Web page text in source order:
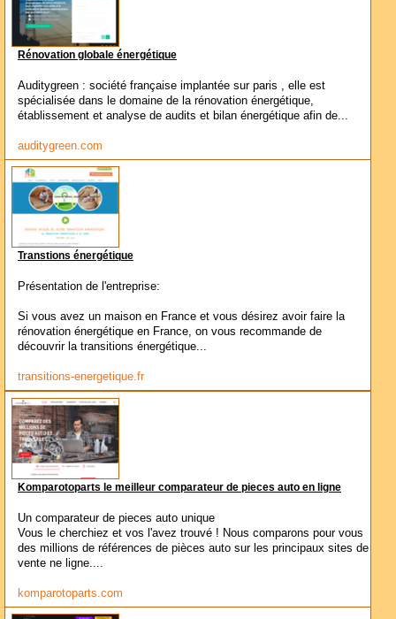
Rénovation globale énergétique
Auditygreen : société française implantée sur paris , elle est
spécialisée dans le domaine de la rénovation énergétique,
établissement et analyse de audits et bilan énergétique afin de...
auditygreen.com
Transtions énergétique
Présentation de l'entreprise:
Si vous avez un maison en France et vous désirez avoir faire la
rénovation énergétique en France, on vous recommande de
découvrir la transitions énergétique...
transitions-energetique.fr
Komparotoparts le meilleur comparateur de pieces auto en ligne
Un comparateur de pieces auto unique
Vous le cherchiez et vos l'avez trouvé ! Nous comparons pour vous
des millions de références de pièces auto sur les principaux sites de
vente ne ligne....
komparotoparts.com